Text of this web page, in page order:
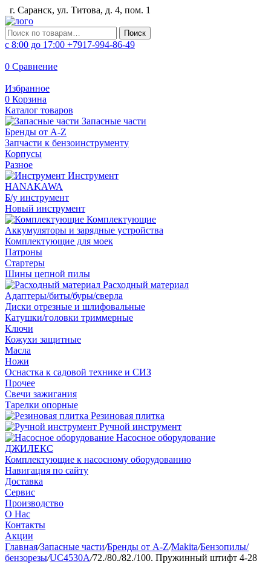
г. Саранск, ул. Титова, д. 4, пом. 1
Искать: Поиск
с 8:00 до 17:00 +7917-994-86-49
0 Сравнение
Избранное
0 Корзина
Каталог товаров
Запасные части
Бренды от A-Z
Запчасти к бензоинструменту
Корпусы
Разное
Инструмент
HANAKAWA
Б/у инструмент
Новый инструмент
Комплектующие
Аккумуляторы и зарядные устройства
Комплектующие для моек
Патроны
Стартеры
Шины цепной пилы
Расходный материал
Адаптеры/биты/буры/сверла
Диски отрезные и шлифовальные
Катушки/головки триммерные
Ключи
Кожухи защитные
Масла
Ножи
Оснастка к садовой технике и СИЗ
Прочее
Свечи зажигания
Тарелки опорные
Резиновая плитка
Ручной инструмент
Насосное оборудование
ДЖИЛЕКС
Комплектующие к насосному оборудованию
Навигация по сайту
Доставка
Сервис
Производство
О Нас
Контакты
Акции
Главная/Запасные части/Бренды от A-Z/Makita/Бензопилы/
бензорезы/UC4530A/72./80./82./100. Пружинный штифт 4-28